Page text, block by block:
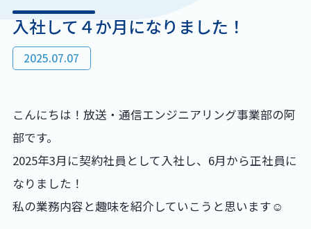
入社して４か月になりました！
2025.07.07
こんにちは！放送・通信エンジニアリング事業部の阿
部です。
2025年3月に契約社員として入社し、6月から正社員に
なりました！
私の業務内容と趣味を紹介していこうと思います☺️